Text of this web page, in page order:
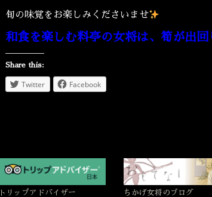
旬の味覚をお楽しみくださいませ
和食を楽しむ料亭の女将は、筍が出回
Share this:
Twitter Facebook
トリップアドバイザー ちかげ女将のブログ